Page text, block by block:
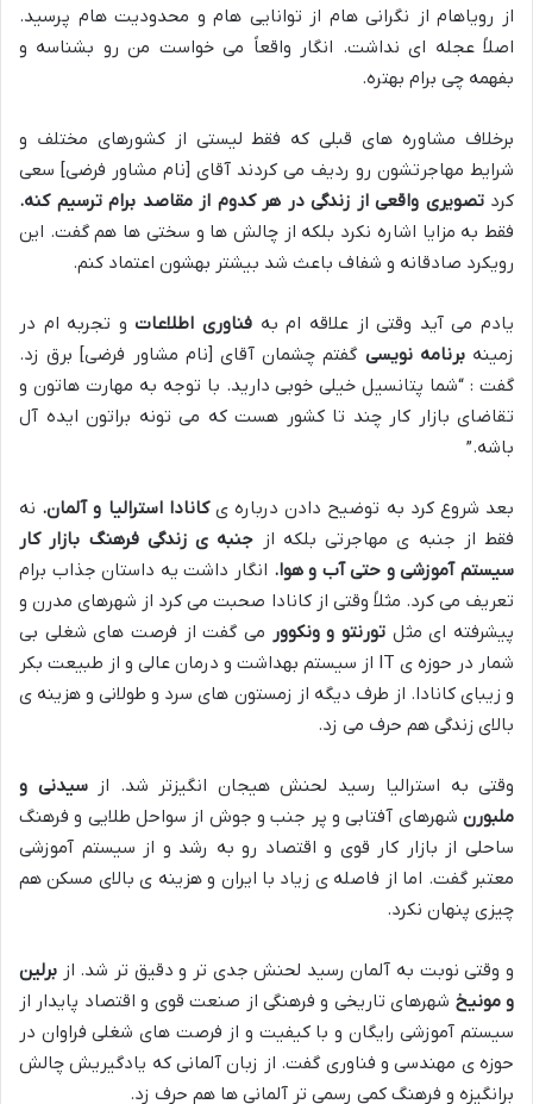
از رویاهام از نگرانی هام از توانایی هام و محدودیت هام پرسید.
اصلاً عجله ای نداشت. انگار واقعاً می خواست من رو بشناسه و
بفهمه چی برام بهتره.
برخلاف مشاوره های قبلی که فقط لیستی از کشورهای مختلف و
شرایط مهاجرتشون رو ردیف می کردند آقای [نام مشاور فرضی] سعی
کردتصویری واقعی از زندگی در هر کدوم از مقاصد برام ترسیم کنه.
فقط به مزایا اشاره نکرد بلکه از چالش ها و سختی ها هم گفت. این
رویکرد صادقانه و شفاف باعث شد بیشتر بهشون اعتماد کنم.
یادم می آید وقتی از علاقه ام به فناوری اطلاعات و تجربه ام در
زمینهبرنامه نویسی گفتم چشمان آقای [نام مشاور فرضی] برق زد.
گفت : “شما پتانسیل خیلی خوبی دارید. با توجه به مهارت هاتون و
تقاضای بازار کار چند تا کشور هست که می تونه براتون ایده آل
باشه.”
بعد شروع کرد به توضیح دادن درباره یکانادا استرالیا و آلمان. نه
فقط از جنبه ی مهاجرتی بلکه از جنبه ی زندگی فرهنگ بازار کار
سیستم آموزشی و حتی آب و هوا. انگار داشت یه داستان جذاب برام
تعریف می کرد. مثلاً وقتی از کانادا صحبت می کرد از شهرهای مدرن و
پیشرفته ای مثل تورنتو و ونکوور می گفت از فرصت های شغلی بی
شمار در حوزه ی
از سیستم بهداشت و درمان عالی و از طبیعت بکر
و زیبای کانادا. از طرف دیگه از زمستون های سرد و طولانی و هزینه ی
بالای زندگی هم حرف می زد.
وقتی به استرالیا رسید لحنش هیجان انگیزتر شد. ازسیدنی و
ملبورن شهرهای آفتابی و پر جنب و جوش از سواحل طلایی و فرهنگ
ساحلی از بازار کار قوی و اقتصاد رو به رشد و از سیستم آموزشی
معتبر گفت. اما از فاصله ی زیاد با ایران و هزینه ی بالای مسکن هم
چیزی پنهان نکرد.
و وقتی نوبت به آلمان رسید لحنش جدی تر و دقیق تر شد. از برلین
و مونیخ شهرهای تاریخی و فرهنگی از صنعت قوی و اقتصاد پایدار از
سیستم آموزشی رایگان و با کیفیت و از فرصت های شغلی فراوان در
حوزه ی مهندسی و فناوری گفت. از زبان آلمانی که یادگیریش چالش
برانگیزه و فرهنگ کمی رسمی تر آلمانی ها هم حرف زد.